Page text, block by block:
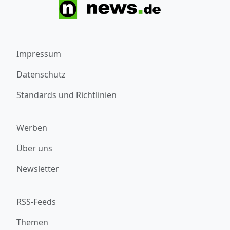
Impressum
Datenschutz
Standards und Richtlinien
Werben
Über uns
Newsletter
RSS-Feeds
Themen